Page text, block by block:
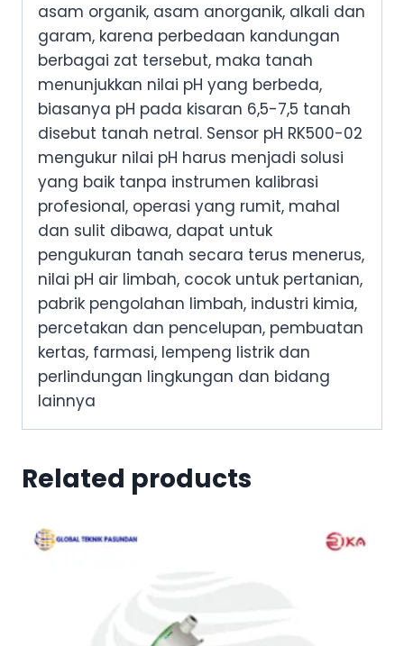
asam organik, asam anorganik, alkali dan
garam, karena perbedaan kandungan
berbagai zat tersebut, maka tanah
menunjukkan nilai pH yang berbeda,
biasanya pH pada kisaran 6,5-7,5 tanah
disebut tanah netral. Sensor pH RK500-02
mengukur nilai pH harus menjadi solusi
yang baik tanpa instrumen kalibrasi
profesional, operasi yang rumit, mahal
dan sulit dibawa, dapat untuk
pengukuran tanah secara terus menerus,
nilai pH air limbah, cocok untuk pertanian,
pabrik pengolahan limbah, industri kimia,
percetakan dan pencelupan, pembuatan
kertas, farmasi, lempeng listrik dan
perlindungan lingkungan dan bidang
lainnya
Related products